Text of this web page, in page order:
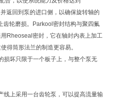
返回到泵的进口侧，以确保旋转轴的
齿轮磨损。Parkool密封结构与聚四氟
Rheoseal密封，它在轴封内表上加工
得筒形法兰的制造更容易。
损坏只限于一个板子上，与整个泵无
线上采用一台齿轮泵，可以提高流量输